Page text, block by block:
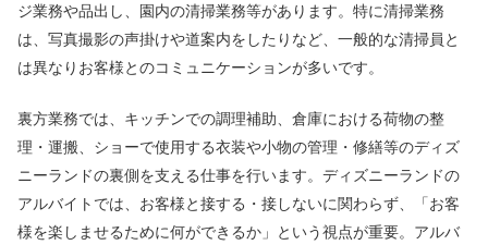
ジ業務や品出し、園内の清掃業務等があります。特に清掃業務
は、写真撮影の声掛けや道案内をしたりなど、一般的な清掃員と
は異なりお客様とのコミュニケーションが多いです。
裏方業務では、キッチンでの調理補助、倉庫における荷物の整
理・運搬、ショーで使用する衣装や小物の管理・修繕等のディズ
ニーランドの裏側を支える仕事を行います。ディズニーランドの
アルバイトでは、お客様と接する・接しないに関わらず、「お客
様を楽しませるために何ができるか」という視点が重要。アルバ